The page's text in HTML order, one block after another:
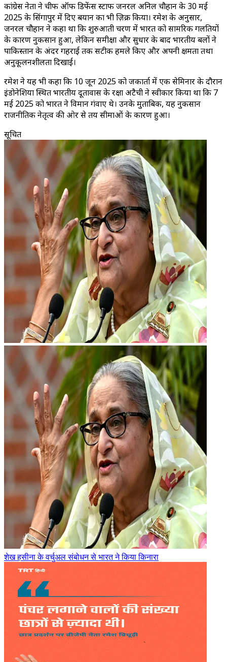
कांग्रेस नेता ने चीफ ऑफ डिफेंस स्टाफ जनरल अनिल चौहान के 30 मई
2025 के सिंगापुर में दिए बयान का भी ज़िक्र किया। रमेश के अनुसार,
जनरल चौहान ने कहा था कि शुरुआती चरण में भारत को सामरिक गलतियों
के कारण नुकसान हुआ, लेकिन समीक्षा और सुधार के बाद भारतीय बलों ने
पाकिस्तान के अंदर गहराई तक सटीक हमले किए और अपनी क्षमता तथा
अनुकूलनशीलता दिखाई।
रमेश ने यह भी कहा कि 10 जून 2025 को जकार्ता में एक सेमिनार के दौरान
इंडोनेशिया स्थित भारतीय दूतावास के रक्षा अटैची ने स्वीकार किया था कि 7
मई 2025 को भारत ने विमान गंवाए थे। उनके मुताबिक, यह नुकसान
राजनीतिक नेतृत्व की ओर से तय सीमाओं के कारण हुआ।
सूचित
शेख हसीना के वर्चुअल संबोधन से भारत ने किया किनारा